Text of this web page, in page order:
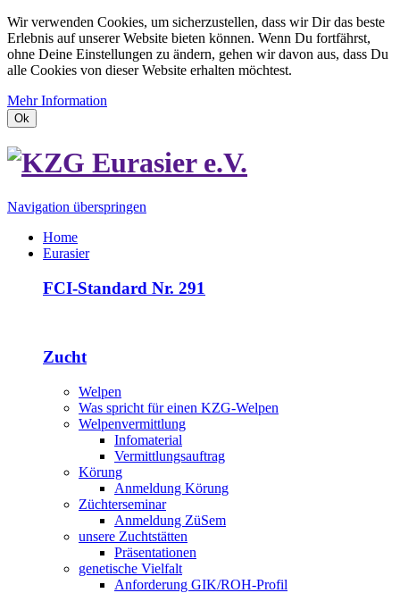
Wir verwenden Cookies, um sicherzustellen, dass wir Dir das beste
Erlebnis auf unserer Website bieten können. Wenn Du fortfährst,
ohne Deine Einstellungen zu ändern, gehen wir davon aus, dass Du
alle Cookies von dieser Website erhalten möchtest.
Mehr Information
Ok
Navigation überspringen
Home
Eurasier
FCI-Standard Nr. 291
Zucht
Welpen
Was spricht für einen KZG-Welpen
Welpenvermittlung
Infomaterial
Vermittlungsauftrag
Körung
Anmeldung Körung
Züchterseminar
Anmeldung ZüSem
unsere Zuchtstätten
Präsentationen
genetische Vielfalt
Anforderung GIK/ROH-Profil